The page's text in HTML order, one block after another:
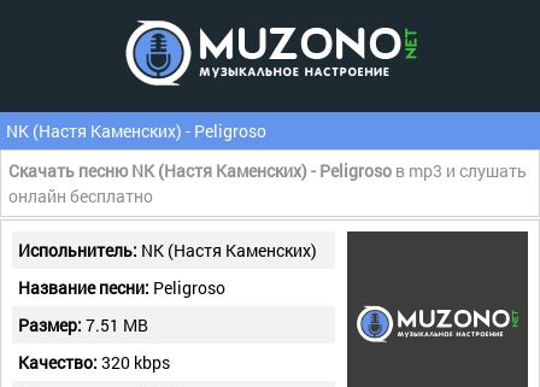
NK (Настя Каменских) - Peligroso
Скачать песню NK (Настя Каменских) - Peligroso в mp3 и слушать
онлайн бесплатно
Испольнитель: NK (Настя Каменских)
Название песни: Peligroso
Размер: 7.51 MB
Качество: 320 kbps